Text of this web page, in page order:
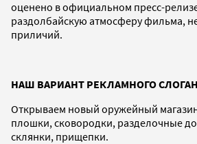
оценено в официальном пресс-
раздолбайскую атмосферу фильма,
приличий.
НАШ ВАРИАНТ РЕКЛАМНОГО
Открываем новый оружейный
плошки, сковородки, разделочные
склянки, прищепки.